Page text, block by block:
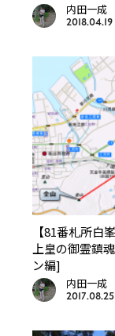
内田一成
2018.04.19
【81番札所白
上皇の御霊鎮
ン編]
内田一成
2017.08.25